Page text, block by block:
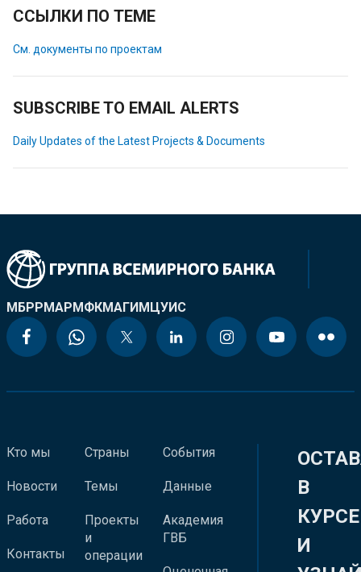
ССЫЛКИ ПО ТЕМЕ
См. документы по проектам
SUBSCRIBE TO EMAIL ALERTS
Daily Updates of the Latest Projects & Documents
МБРРМАРМФКМАГИМЦУИС
Кто мы
Новости
Работа
Контакты
Страны
Темы
Проекты
и
операции
События
Данные
Академия
ГВБ
В
КУРСЕ
И